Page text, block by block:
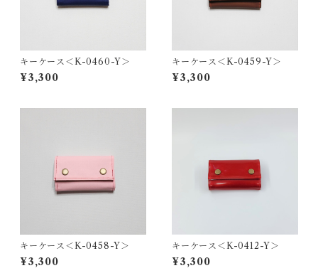
キーケース＜K-0460-Y＞
¥3,300
キーケース＜K-0459-Y＞
¥3,300
キーケース＜K-0458-Y＞
¥3,300
キーケース＜K-0412-Y＞
¥3,300